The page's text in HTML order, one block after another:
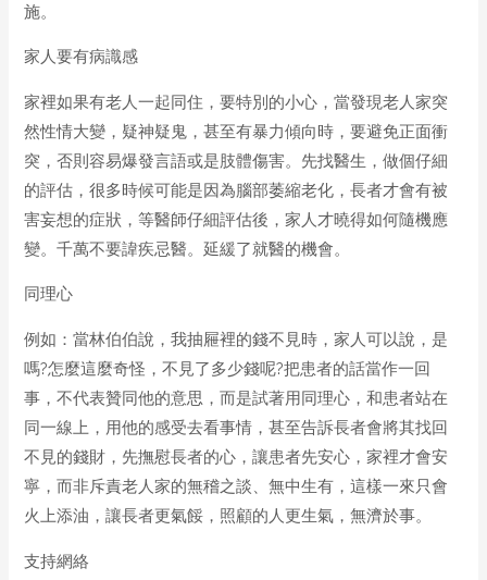
施。
家人要有病識感
家裡如果有老人一起同住，要特別的小心，當發現老人家突
然性情大變，疑神疑鬼，甚至有暴力傾向時，要避免正面衝
突，否則容易爆發言語或是肢體傷害。先找醫生，做個仔細
的評估，很多時候可能是因為腦部萎縮老化，長者才會有被
害妄想的症狀，等醫師仔細評估後，家人才曉得如何隨機應
變。千萬不要諱疾忌醫。延緩了就醫的機會。
同理心
例如：當林伯伯說，我抽屜裡的錢不見時，家人可以說，是
嗎?怎麼這麼奇怪，不見了多少錢呢?把患者的話當作一回
事，不代表贊同他的意思，而是試著用同理心，和患者站在
同一線上，用他的感受去看事情，甚至告訴長者會將其找回
不見的錢財，先撫慰長者的心，讓患者先安心，家裡才會安
寧，而非斥責老人家的無稽之談、無中生有，這樣一來只會
火上添油，讓長者更氣餒，照顧的人更生氣，無濟於事。
支持網絡